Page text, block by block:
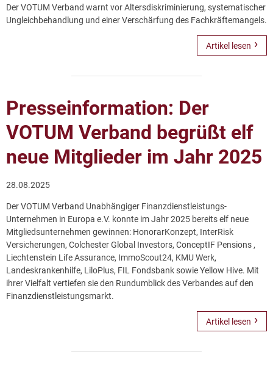
Der VOTUM Verband warnt vor Altersdiskriminierung, systematischer
Ungleichbehandlung und einer Verschärfung des Fachkräftemangels.
Artikel lesen
Presseinformation: Der
VOTUM Verband begrüßt elf
neue Mitglieder im Jahr 2025
28.08.2025
Der VOTUM Verband Unabhängiger Finanzdienstleistungs-
Unternehmen in Europa e.V. konnte im Jahr 2025 bereits elf neue
Mitgliedsunternehmen gewinnen: HonorarKonzept, InterRisk
Versicherungen, Colchester Global Investors, ConceptIF Pensions ,
Liechtenstein Life Assurance, ImmoScout24, KMU Werk,
Landeskrankenhilfe, LiloPlus, FIL Fondsbank sowie Yellow Hive. Mit
ihrer Vielfalt vertiefen sie den Rundumblick des Verbandes auf den
Finanzdienstleistungsmarkt.
Artikel lesen